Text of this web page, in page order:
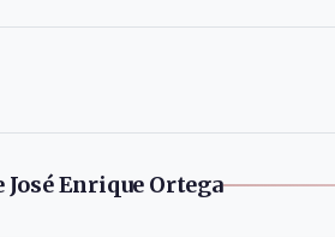
José Enrique Ortega